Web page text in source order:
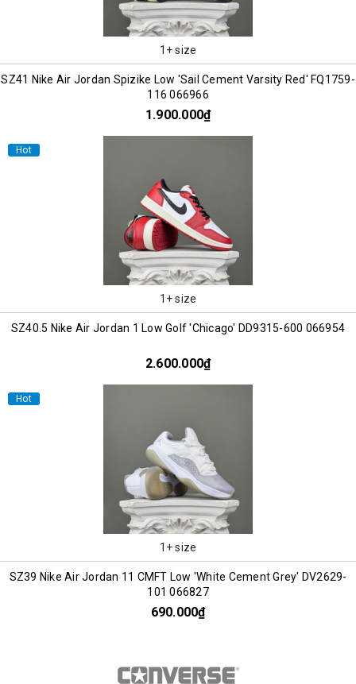
1+ size
SZ41 Nike Air Jordan Spizike Low 'Sail Cement Varsity Red' FQ1759-
116 066966
1.900.000₫
Hot
1+ size
SZ40.5 Nike Air Jordan 1 Low Golf 'Chicago' DD9315-600 066954
2.600.000₫
Hot
1+ size
SZ39 Nike Air Jordan 11 CMFT Low 'White Cement Grey' DV2629-
101 066827
690.000₫